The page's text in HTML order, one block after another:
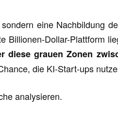
eine Nachbildung
Billionen-Dollar-Plattform
diese grauen Zonen
die KI-Start-ups
analysieren.